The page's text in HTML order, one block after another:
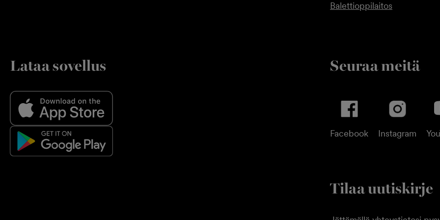
Balettioppilaitos
Lataa sovellus Seuraa meitä
Facebook Instagram
Tilaa uutiskirje